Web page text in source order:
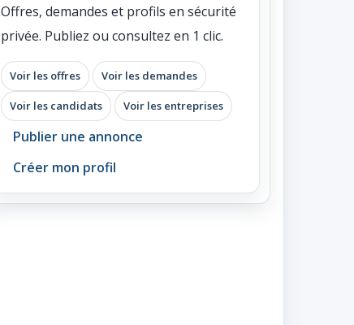
Offres, demandes et profils en sécurité
privée. Publiez ou consultez en 1 clic.
Voir les offres Voir les demandes
Voir les candidats Voir les entreprises
Publier une annonce
Créer mon profil